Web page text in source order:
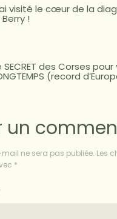
visité le cœur de la
!
SECRET des Corses pour
(record
un
ne sera pas publiée. Les
*